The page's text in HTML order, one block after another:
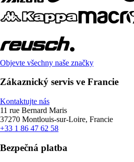
Objevte všechny naše značky
Zákaznický servis ve Francie
Kontaktujte nás
11 rue Bernard Maris
37270 Montlouis-sur-Loire, Francie
+33 1 86 47 62 58
Bezpečná platba